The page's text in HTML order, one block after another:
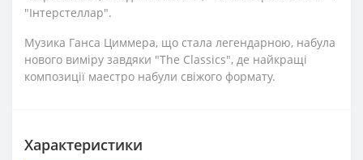
"Інтерстеллар".
Музика Ганса Циммера, що стала легендарною, набула
нового виміру завдяки "The Classics", де найкращі
композиції маестро набули свіжого формату.
Характеристики